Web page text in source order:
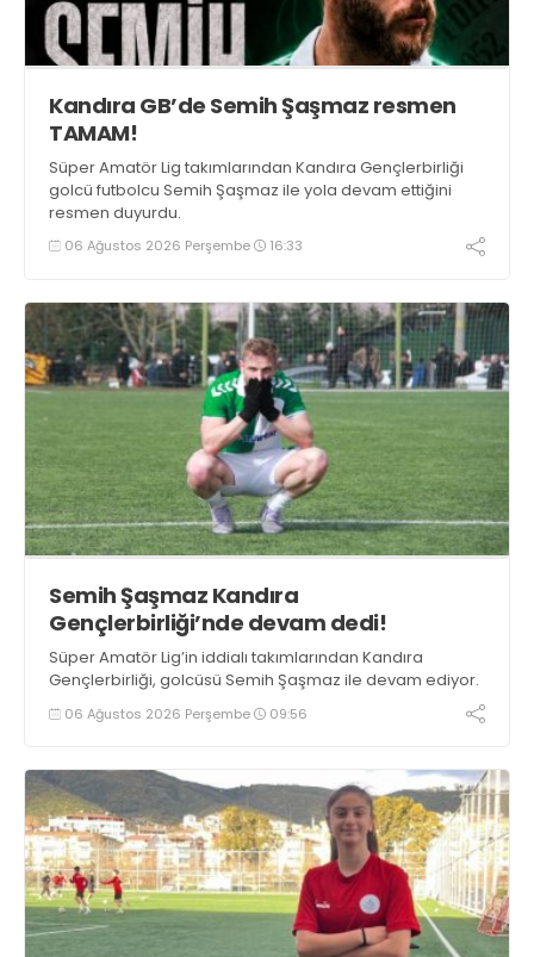
Kandıra GB’de Semih Şaşmaz resmen
TAMAM!
Süper Amatör Lig takımlarından Kandıra Gençlerbirliği
golcü futbolcu Semih Şaşmaz ile yola devam ettiğini
resmen duyurdu.
06 Ağustos 2026 Perşembe 16:33
Semih Şaşmaz Kandıra
Gençlerbirliği’nde devam dedi!
Süper Amatör Lig’in iddialı takımlarından Kandıra
Gençlerbirliği, golcüsü Semih Şaşmaz ile devam ediyor.
06 Ağustos 2026 Perşembe 09:56